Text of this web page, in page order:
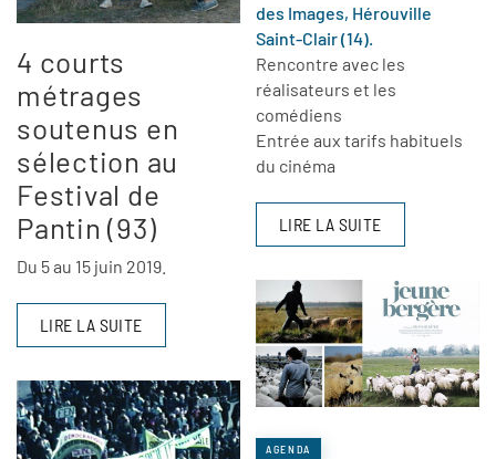
4 courts
métrages
soutenus en
sélection au
Festival de
Pantin (93)
Du 5 au 15 juin 2019.
LIRE LA SUITE
des Images, Hérouville
Saint-Clair (14).
Rencontre avec les
réalisateurs et les
comédiens
Entrée aux tarifs habituels
du cinéma
LIRE LA SUITE
AGENDA